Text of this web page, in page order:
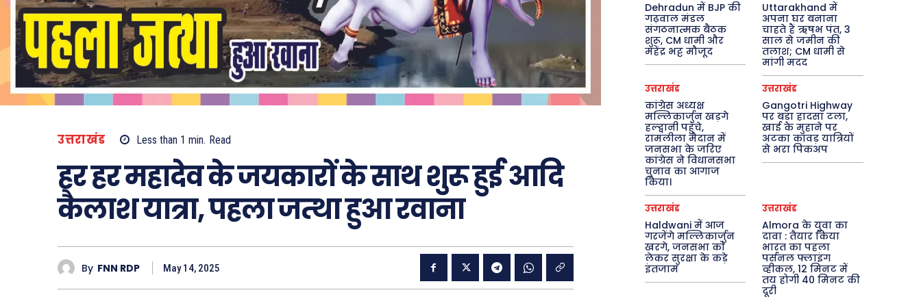
उत्तराखंड Less than 1 min. Read
हर हर महादेव के जयकारों के साथ शुरू हुई आदि
कैलाश यात्रा, पहला जत्था हुआ रवाना
By FNN RDP May 14, 2025
Dehradun में BJP की
गढ़वाल मंडल
संगठनात्मक बैठक
शुरू, CM धामी और
महेंद्र भट्ट मौजूद
Uttarakhand में
अपना घर बनाना
चाहते हैं ऋषभ पंत, 3
साल से जमीन की
तलाश; CM धामी से
मांगी मदद
उत्तराखंड
कांग्रेस अध्यक्ष
मल्लिकार्जुन खड़गे
हल्द्वानी पहुंचे,
रामलीला मैदान में
जनसभा के जरिए
कांग्रेस ने विधानसभा
चुनाव का आगाज
किया।
उत्तराखंड
Gangotri Highway
पर बड़ा हादसा टला,
खाई के मुहाने पर
अटका कांवड़ यात्रियों
से भरा पिकअप
उत्तराखंड
Haldwani में आज
गरजेंगे मल्लिकार्जुन
खरगे, जनसभा को
लेकर सुरक्षा के कड़े
इंतजाम
उत्तराखंड
Almora के युवा का
दावा : तैयार किया
भारत का पहला
पर्सनल फ्लाइंग
व्हीकल, 12 मिनट में
तय होगी 40 मिनट की
दूरी